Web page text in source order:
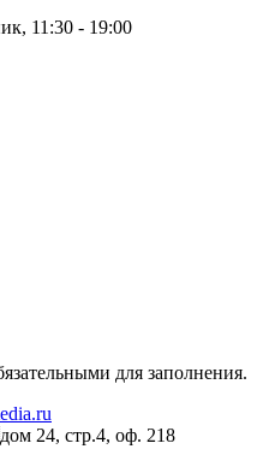
11:30 - 19:00
для заполнения.
24, стр.4, оф. 218